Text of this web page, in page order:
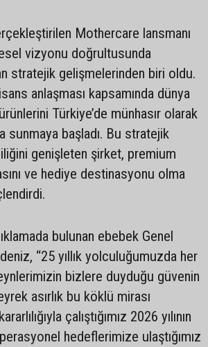
Mothercare lansmanı
vizyonu doğrultusunda
stratejik gelişmelerinden biri oldu.
anlaşması kapsamında dünya
Türkiye’de münhasır olarak
sunmaya başladı. Bu stratejik
genişleten şirket, premium
ve hediye destinasyonu olma
bulunan ebebek Genel
“25 yıllık yolculuğumuzda her
bizlere duyduğu güvenin
asırlık bu köklü mirası
çalıştığımız 2026 yılının
hedeflerimize ulaştığımız